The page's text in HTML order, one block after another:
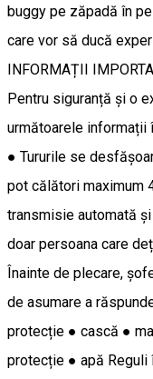
buggy pe zăpadă în
care vor să ducă
INFORMAȚII
Pentru siguranță și o
următoarele informații
● Tururile se
pot călători maximum
transmisie automată
doar persoana care
Înainte de plecare,
de asumare a
protecție ● cască ●
protecție ● apă Reguli